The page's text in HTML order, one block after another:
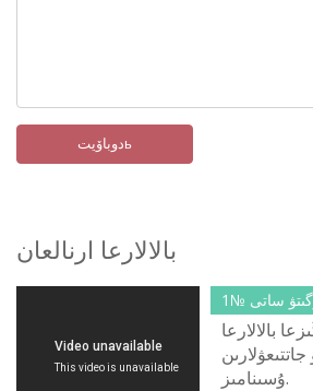
دوباۆيتь
بالالارعا ارنالعان
ساتى №1
بالالارعا
ۇسىنامىز.